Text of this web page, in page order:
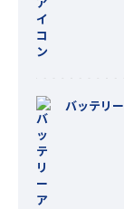
バッテリー